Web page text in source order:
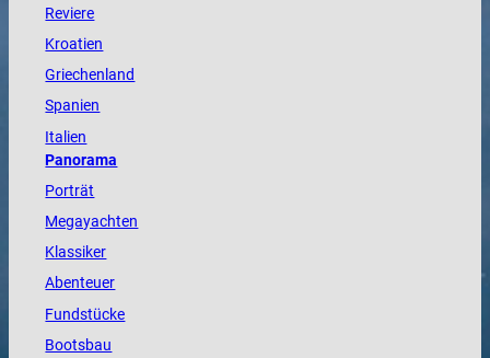
Reviere
Kroatien
Griechenland
Spanien
Italien
Panorama
Porträt
Megayachten
Klassiker
Abenteuer
Fundstücke
Bootsbau